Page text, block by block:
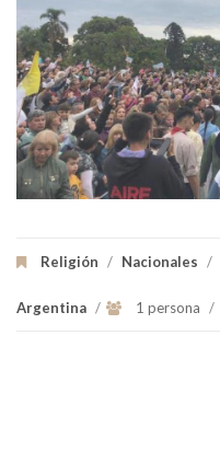
Religión / Nacionales /
Argentina / 1 persona /